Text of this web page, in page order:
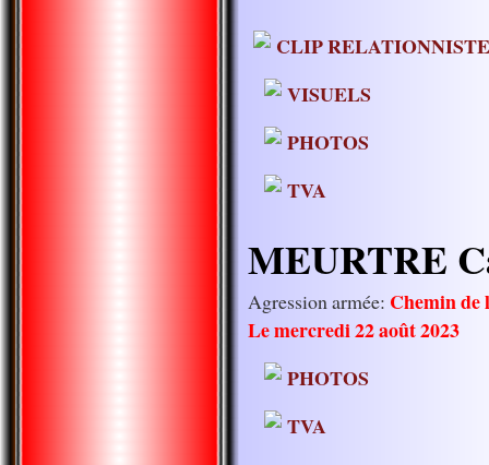
CLIP
VISUELS
PHOTOS
TVA
MEURTRE
Agression armée: Chemin de
Le mercredi 22 août 2023
PHOTOS
TVA